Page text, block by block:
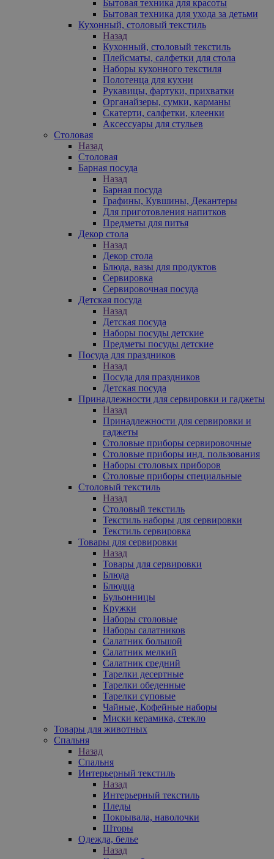
Бытовая техника для красоты
Бытовая техника для ухода за детьми
Кухонный, столовый текстиль
Назад
Кухонный, столовый текстиль
Плейсматы, салфетки для стола
Наборы кухонного текстиля
Полотенца для кухни
Рукавицы, фартуки, прихватки
Органайзеры, сумки, карманы
Скатерти, салфетки, клеенки
Аксессуары для стульев
Столовая
Назад
Столовая
Барная посуда
Назад
Барная посуда
Графины, Кувшины, Декантеры
Для приготовления напитков
Предметы для питья
Декор стола
Назад
Декор стола
Блюда, вазы для продуктов
Сервировка
Сервировочная посуда
Детская посуда
Назад
Детская посуда
Наборы посуды детские
Предметы посуды детские
Посуда для праздников
Назад
Посуда для праздников
Детская посуда
Принадлежности для сервировки и гаджеты
Назад
Принадлежности для сервировки и
гаджеты
Столовые приборы сервировочные
Столовые приборы инд. пользования
Наборы столовых приборов
Столовые приборы специальные
Столовый текстиль
Назад
Столовый текстиль
Текстиль наборы для сервировки
Текстиль сервировка
Товары для сервировки
Назад
Товары для сервировки
Блюда
Блюдца
Бульонницы
Кружки
Наборы столовые
Наборы салатников
Салатник большой
Салатник мелкий
Салатник средний
Тарелки десертные
Тарелки обеденные
Тарелки суповые
Чайные, Кофейные наборы
Миски керамика, стекло
Товары для животных
Спальня
Назад
Спальня
Интерьерный текстиль
Назад
Интерьерный текстиль
Пледы
Покрывала, наволочки
Шторы
Одежда, белье
Назад